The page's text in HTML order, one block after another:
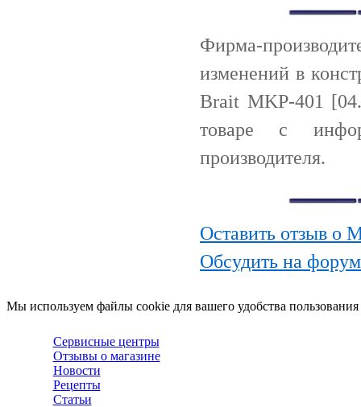
Фирма-
изменений в
Brait MKP-401
товаре с
производителя.
Оставить отзыв о
Обсудить на
Мы используем файлы cookie для вашего удобства
Сервисные центры
Отзывы о магазине
Новости
Рецепты
Статьи